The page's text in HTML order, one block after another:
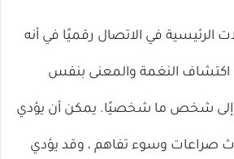
الرئيسية في الاتصال رقميًا في أنه
النغمة والمعنى بنفس
إلى شخص ما شخصيًا. يمكن أن يؤدي
صراعات وسوء تفاهم ، وقد يؤدي